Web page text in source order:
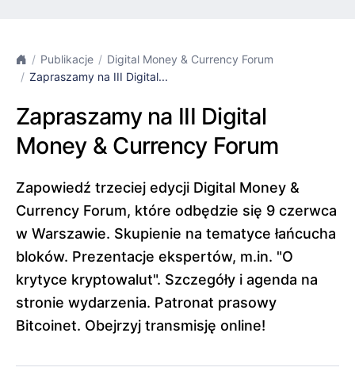
Publikacje
Digital Money & Currency Forum
Zapraszamy na III Digital...
Zapraszamy na III Digital
Money & Currency Forum
Zapowiedź trzeciej edycji Digital Money &
Currency Forum, które odbędzie się 9 czerwca
w Warszawie. Skupienie na tematyce łańcucha
bloków. Prezentacje ekspertów, m.in. "O
krytyce kryptowalut". Szczegóły i agenda na
stronie wydarzenia. Patronat prasowy
Bitcoinet. Obejrzyj transmisję online!